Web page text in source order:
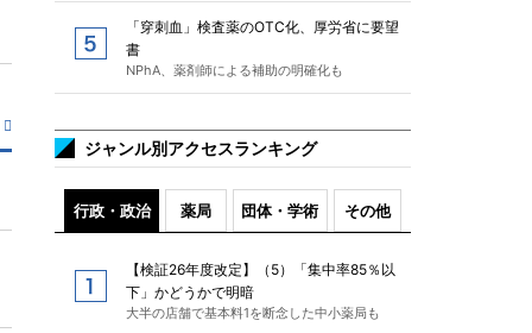
「穿刺血」検査薬のOTC化、厚労省に要望
書
NPhA、薬剤師による補助の明確化も
ジャンル別アクセスランキング
行政・政治 薬局 団体・学術 その他
【検証26年度改定】（5）「集中率85％以
下」かどうかで明暗
大半の店舗で基本料1を断念した中小薬局も